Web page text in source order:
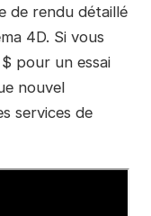
de rendu détaillé
4D. Si vous
pour un essai
nouvel
services de